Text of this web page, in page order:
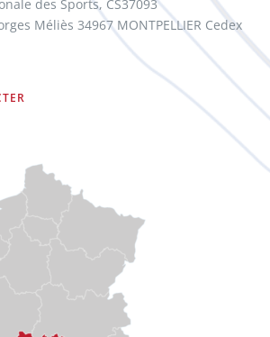
des Sports, CS37093
Méliès 34967 MONTPELLIER Cedex